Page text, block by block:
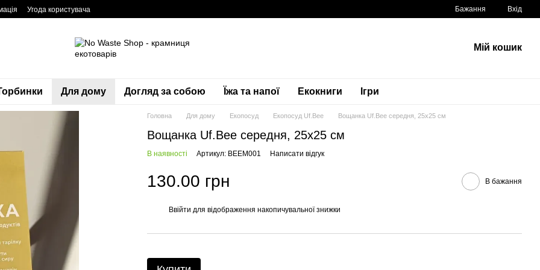
Угода користувача Бажання Вхід
Мій кошик
Для дому Догляд за собою Їжа та напої Екокниги Ігри
Головна Для дому Екопосуд Екопосуд Uf.Bee Вощанка Uf.Bee середня, 25х25 см
Вощанка Uf.Bee середня, 25х25 см
В наявності Артикул: BEEM001 Написати відгук
130.00 грн В бажання
Ввійти для відображення накопичувальної знижки